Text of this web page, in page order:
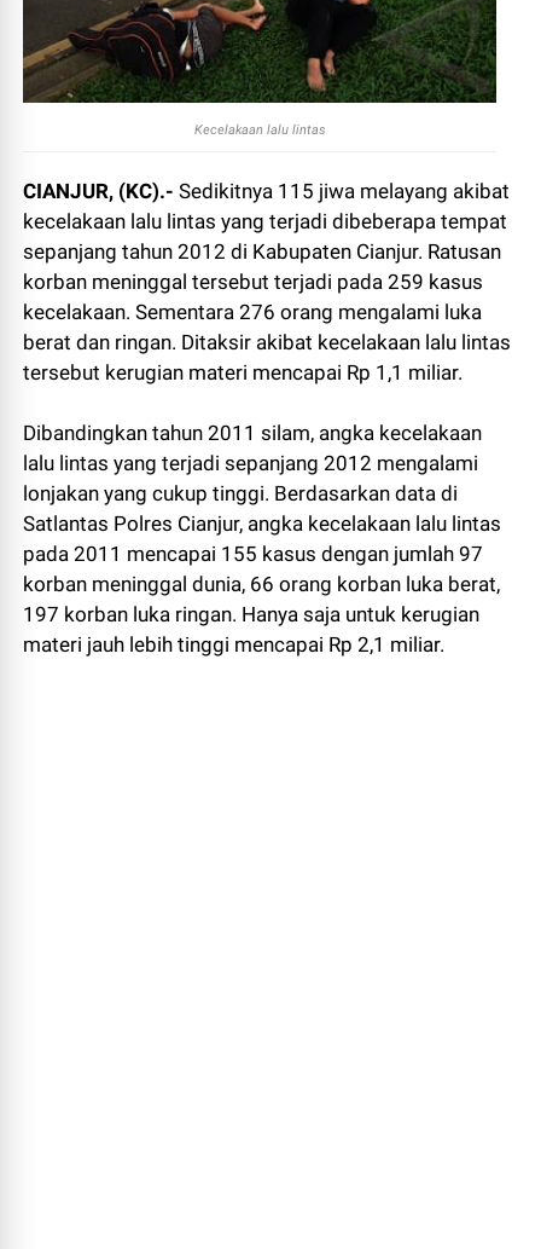
Kecelakaan lalu lintas
CIANJUR, (KC).- Sedikitnya 115 jiwa melayang akibat
kecelakaan lalu lintas yang terjadi dibeberapa tempat
sepanjang tahun 2012 di Kabupaten Cianjur. Ratusan
korban meninggal tersebut terjadi pada 259 kasus
kecelakaan. Sementara 276 orang mengalami luka
berat dan ringan. Ditaksir akibat kecelakaan lalu lintas
tersebut kerugian materi mencapai Rp 1,1 miliar.
Dibandingkan tahun 2011 silam, angka kecelakaan
lalu lintas yang terjadi sepanjang 2012 mengalami
lonjakan yang cukup tinggi. Berdasarkan data di
Satlantas Polres Cianjur, angka kecelakaan lalu lintas
pada 2011 mencapai 155 kasus dengan jumlah 97
korban meninggal dunia, 66 orang korban luka berat,
197 korban luka ringan. Hanya saja untuk kerugian
materi jauh lebih tinggi mencapai Rp 2,1 miliar.